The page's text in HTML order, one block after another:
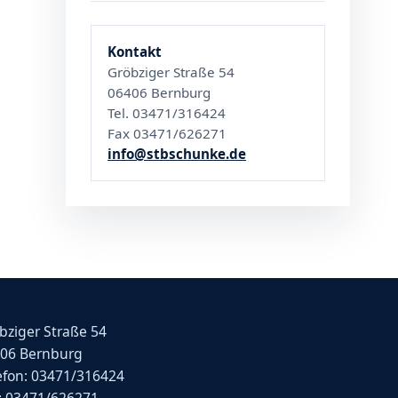
Kontakt
Gröbziger Straße 54
06406 Bernburg
Tel. 03471/316424
Fax 03471/626271
info@stbschunke.de
Straße 54
Bernburg
03471/316424